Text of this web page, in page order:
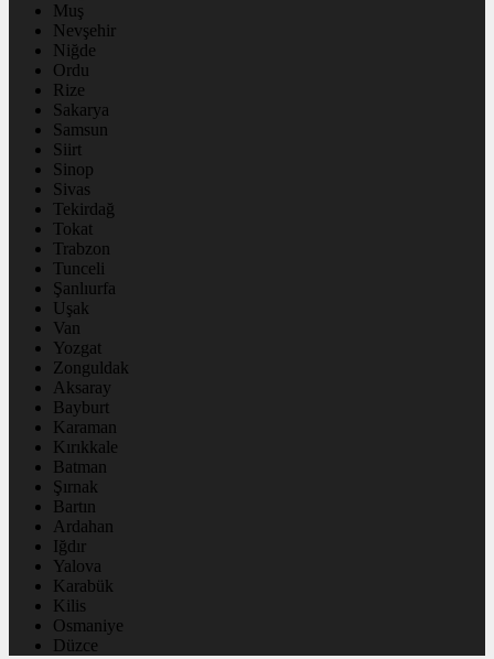
Muş
Nevşehir
Niğde
Ordu
Rize
Sakarya
Samsun
Siirt
Sinop
Sivas
Tekirdağ
Tokat
Trabzon
Tunceli
Şanlıurfa
Uşak
Van
Yozgat
Zonguldak
Aksaray
Bayburt
Karaman
Kırıkkale
Batman
Şırnak
Bartın
Ardahan
Iğdır
Yalova
Karabük
Kilis
Osmaniye
Düzce